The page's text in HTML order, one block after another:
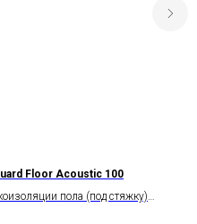
Floor Acoustic 100
пола (под стяжку)